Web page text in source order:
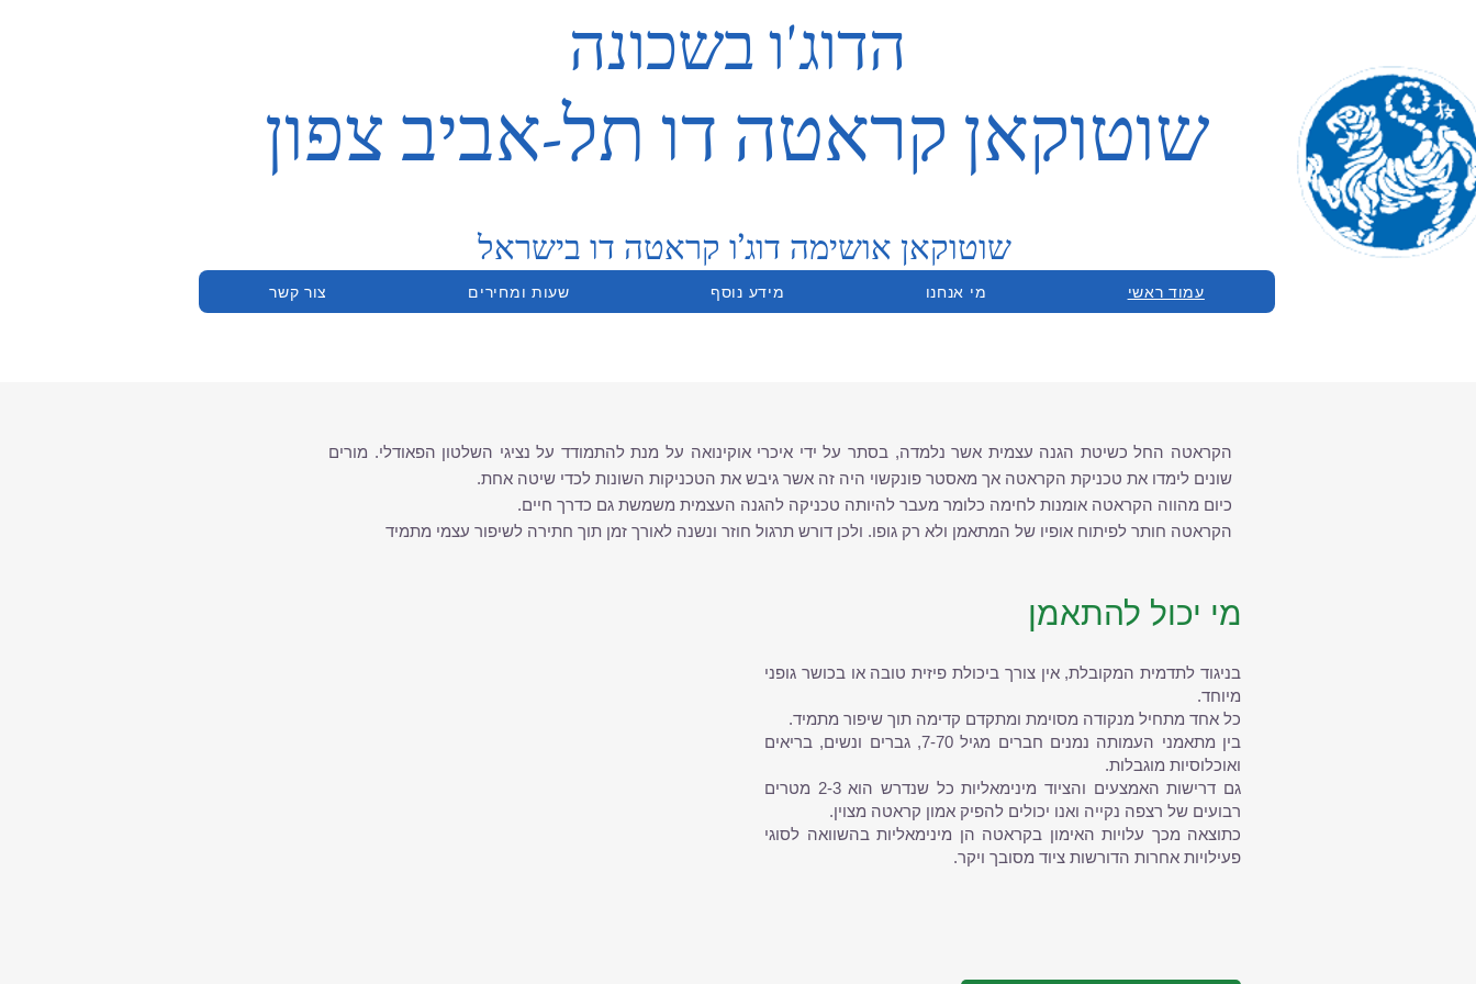
שוטוקאן קראטה דו תל-אביב צפון
הדוג'ו בשכונה
שוטוקאן אושימה דוג’ו קראטה דו בישראל
צור קשר שעות ומחירים מידע נוסף מי אנחנו עמוד ראשי
מי יכול להתאמן
​בניגוד לתדמית המקובלת, אין צורך ביכולת פיזית טובה או בכושר גופני
מיוחד.
כל אחד מתחיל מנקודה מסוימת ומתקדם קדימה תוך שיפור מתמיד.
בין מתאמני העמותה נמנים חברים מגיל 7-70, גברים ונשים, בריאים
ואוכלוסיות מוגבלות.
גם דרישות האמצעים והציוד מינימאליות כל שנדרש הוא 2-3 מטרים
רבועים של רצפה נקייה ואנו יכולים להפיק אמון קראטה מצוין.
כתוצאה מכך עלויות האימון בקראטה הן מינימאליות בהשוואה לסוגי
פעילויות אחרות הדורשות ציוד מסובך ויקר.
הקראטה החל כשיטת הגנה עצמית אשר נלמדה, בסתר על ידי איכרי אוקינואה על מנת להתמודד על נציגי השלטון הפאודלי. מורים
שונים לימדו את טכניקת הקראטה אך מאסטר פונקשוי היה זה אשר גיבש את הטכניקות השונות לכדי שיטה אחת.
כיום מהווה הקראטה אומנות לחימה כלומר מעבר להיותה טכניקה להגנה העצמית משמשת גם כדרך חיים.
הקראטה חותר לפיתוח אופיו של המתאמן ולא רק גופו. ולכן דורש תרגול חוזר ונשנה לאורך זמן תוך חתירה לשיפור עצמי מתמיד